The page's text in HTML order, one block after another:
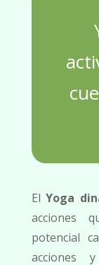
ElYoga
acciones
potencial
acciones